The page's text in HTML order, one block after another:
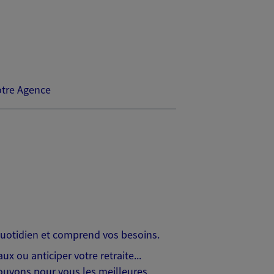
Agence
et comprend vos besoins.
ou anticiper votre retraite...
pour vous les meilleures